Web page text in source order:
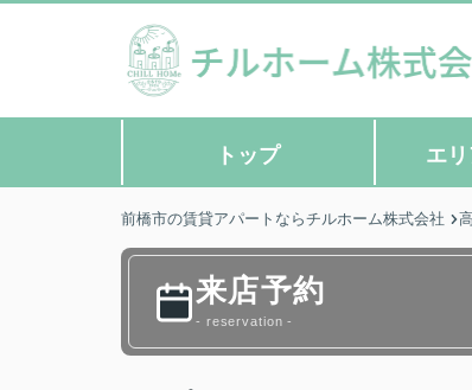
トップ エ
前橋市の賃貸アパートならチルホーム株式会社
来店予約
- reservation -